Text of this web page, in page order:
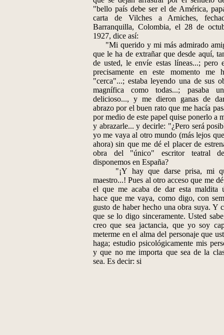
"bello país debe ser el de América,
carta de Vilches a Arniches,
Barranquilla, Colombia, el 28 de
1927, dice así:
"Mi querido y mi más admirado
que le ha de extrañar que desde aquí,
de usted, le envíe estas líneas...; pero
precisamente en este momento me
"cerca"...; estaba leyendo una de sus
magnífica como todas...; pasaba
delicioso..., y me dieron ganas de
abrazo por el buen rato que me hacía
por medio de este papel quise ponerlo a
y abrazarle... y decirle: "¿Pero será
yo me vaya al otro mundo (más lejos
ahora) sin que me dé el placer de
obra del "único" escritor teatral
disponemos en España?
"¡Y hay que darse prisa, mi
maestro...! Pues al otro acceso que me
el que me acaba de dar esta maldita
hace que me vaya, como digo, con
gusto de haber hecho una obra suya. Y
que se lo digo sinceramente. Usted
creo que sea jactancia, que yo soy
meterme en el alma del personaje que
haga; estudio psicológicamente mis
y que no me importa que sea de la
sea. Es decir: si